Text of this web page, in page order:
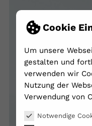
Cookie
Um unsere
gestalten und
verwenden wir
Nutzung der
Verwendung von
Notwendige